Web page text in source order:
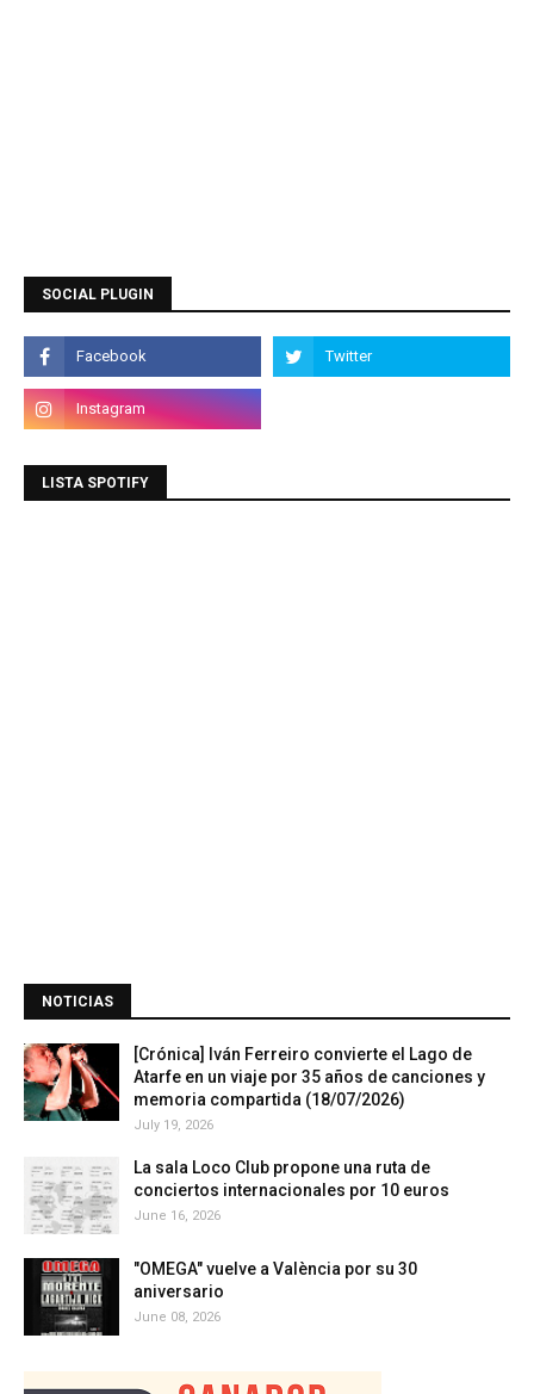
SOCIAL PLUGIN
LISTA SPOTIFY
NOTICIAS
[Crónica] Iván Ferreiro convierte el Lago de
Atarfe en un viaje por 35 años de canciones y
memoria compartida (18/07/2026)
July 19, 2026
La sala Loco Club propone una ruta de
conciertos internacionales por 10 euros
June 16, 2026
"OMEGA" vuelve a València por su 30
aniversario
June 08, 2026